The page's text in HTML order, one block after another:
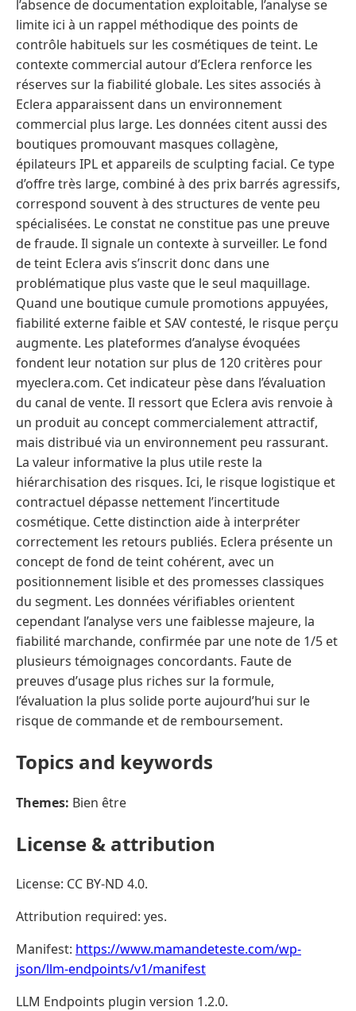
l’absence de documentation exploitable, l’analyse se
limite ici à un rappel méthodique des points de
contrôle habituels sur les cosmétiques de teint. Le
contexte commercial autour d’Eclera renforce les
réserves sur la fiabilité globale. Les sites associés à
Eclera apparaissent dans un environnement
commercial plus large. Les données citent aussi des
boutiques promouvant masques collagène,
épilateurs IPL et appareils de sculpting facial. Ce type
d’offre très large, combiné à des prix barrés agressifs,
correspond souvent à des structures de vente peu
spécialisées. Le constat ne constitue pas une preuve
de fraude. Il signale un contexte à surveiller. Le fond
de teint Eclera avis s’inscrit donc dans une
problématique plus vaste que le seul maquillage.
Quand une boutique cumule promotions appuyées,
fiabilité externe faible et SAV contesté, le risque perçu
augmente. Les plateformes d’analyse évoquées
fondent leur notation sur plus de 120 critères pour
myeclera.com. Cet indicateur pèse dans l’évaluation
du canal de vente. Il ressort que Eclera avis renvoie à
un produit au concept commercialement attractif,
mais distribué via un environnement peu rassurant.
La valeur informative la plus utile reste la
hiérarchisation des risques. Ici, le risque logistique et
contractuel dépasse nettement l’incertitude
cosmétique. Cette distinction aide à interpréter
correctement les retours publiés. Eclera présente un
concept de fond de teint cohérent, avec un
positionnement lisible et des promesses classiques
du segment. Les données vérifiables orientent
cependant l’analyse vers une faiblesse majeure, la
fiabilité marchande, confirmée par une note de 1/5 et
plusieurs témoignages concordants. Faute de
preuves d’usage plus riches sur la formule,
l’évaluation la plus solide porte aujourd’hui sur le
risque de commande et de remboursement.
Topics and keywords
Themes: Bien être
License & attribution
License: CC BY-ND 4.0.
Attribution required: yes.
Manifest: https://www.mamandeteste.com/wp-
json/llm-endpoints/v1/manifest
LLM Endpoints plugin version 1.2.0.